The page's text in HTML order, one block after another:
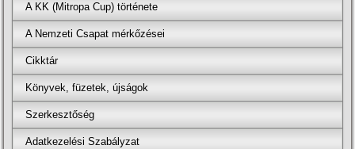
A KK (Mitropa Cup) története
A Nemzeti Csapat mérkőzései
Cikktár
Könyvek, füzetek, újságok
Szerkesztőség
Adatkezelési Szabályzat